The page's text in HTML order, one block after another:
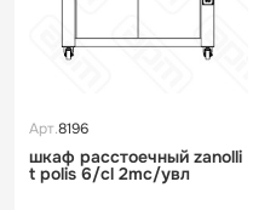
Арт.8196
шкаф расстоечный zanolli
t polis 6/cl 2mc/увл